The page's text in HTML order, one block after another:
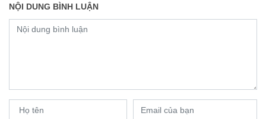
NỘI DUNG BÌNH LUẬN